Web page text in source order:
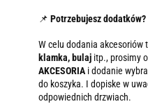
📌 Potrzebujesz dodatków?
W celu dodania akcesoriów
klamka, bulaj itp., prosimy
AKCESORIA i dodanie
do koszyka. I dopiske w
odpowiednich drzwiach.